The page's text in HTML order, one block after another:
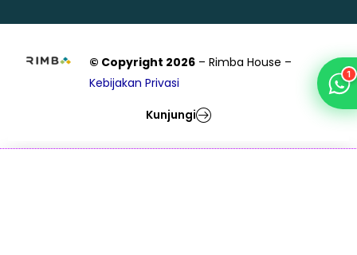
© Copyright 2026– Rimba House –
Kebijakan Privasi
Kunjungi
1